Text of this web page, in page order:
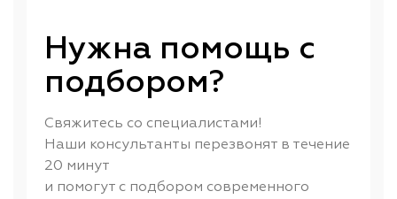
Нужна помощь с
подбором?
Свяжитесь со специалистами!
Наши консультанты перезвонят в течение
20 минут
и помогут с подбором современного